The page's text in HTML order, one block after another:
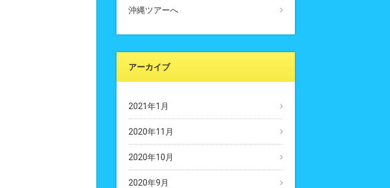
沖縄ツアーへ
アーカイブ
2021年1月
2020年11月
2020年10月
2020年9月